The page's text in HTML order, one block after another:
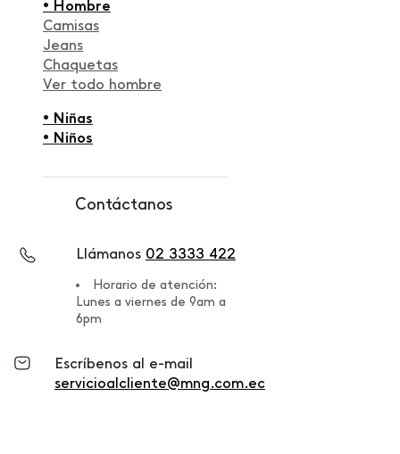
• Hombre
Camisas
Jeans
Chaquetas
Ver todo hombre
• Niñas
• Niños
Contáctanos
Llámanos 02 3333 422
Horario de atención:
Lunes a viernes de 9am a
6pm
Escríbenos al e-mail
servicioalcliente@mng.com.ec